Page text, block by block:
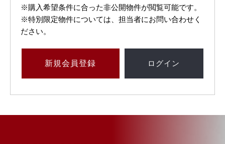
※購入希望条件に合った非公開物件が閲覧可能です。
※特別限定物件については、担当者にお問い合わせく
ださい。
新規会員登録 ログイン